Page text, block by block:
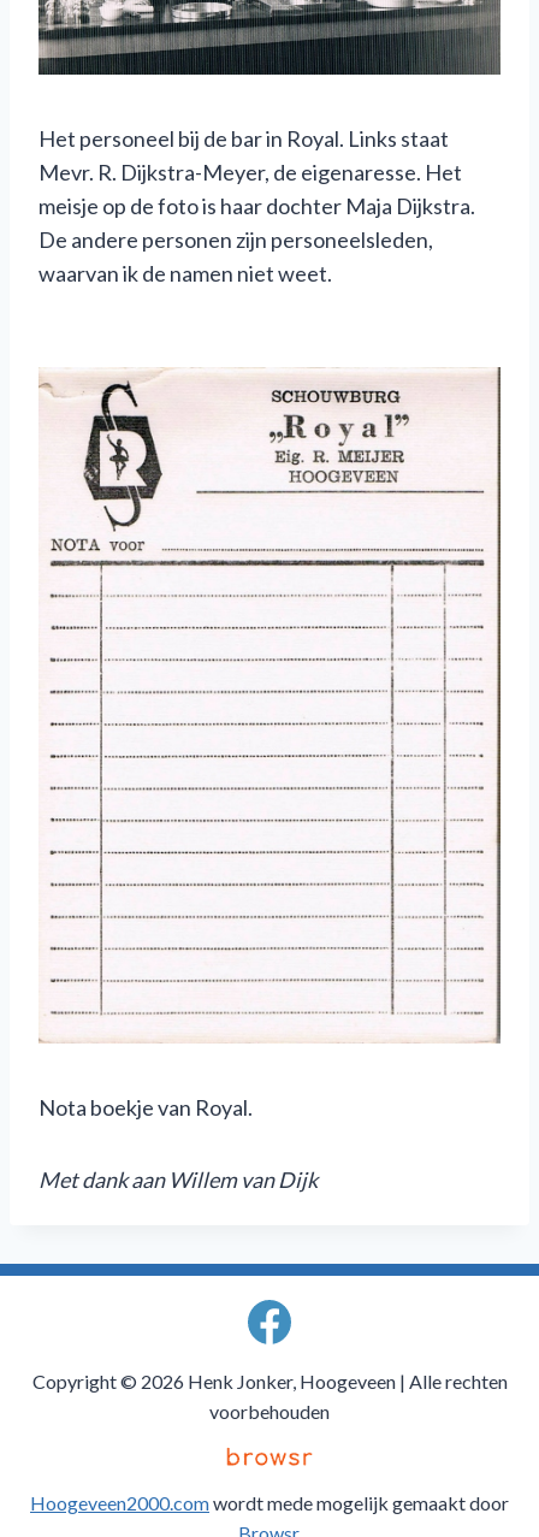
Het personeel bij de bar in Royal. Links staat
Mevr. R. Dijkstra-Meyer, de eigenaresse. Het
meisje op de foto is haar dochter Maja Dijkstra.
De andere personen zijn personeelsleden,
waarvan ik de namen niet weet.
Nota boekje van Royal.
Met dank aan Willem van Dijk
Copyright © 2026 Henk Jonker, Hoogeveen | Alle rechten
voorbehouden
Hoogeveen2000.comwordt mede mogelijk gemaakt door